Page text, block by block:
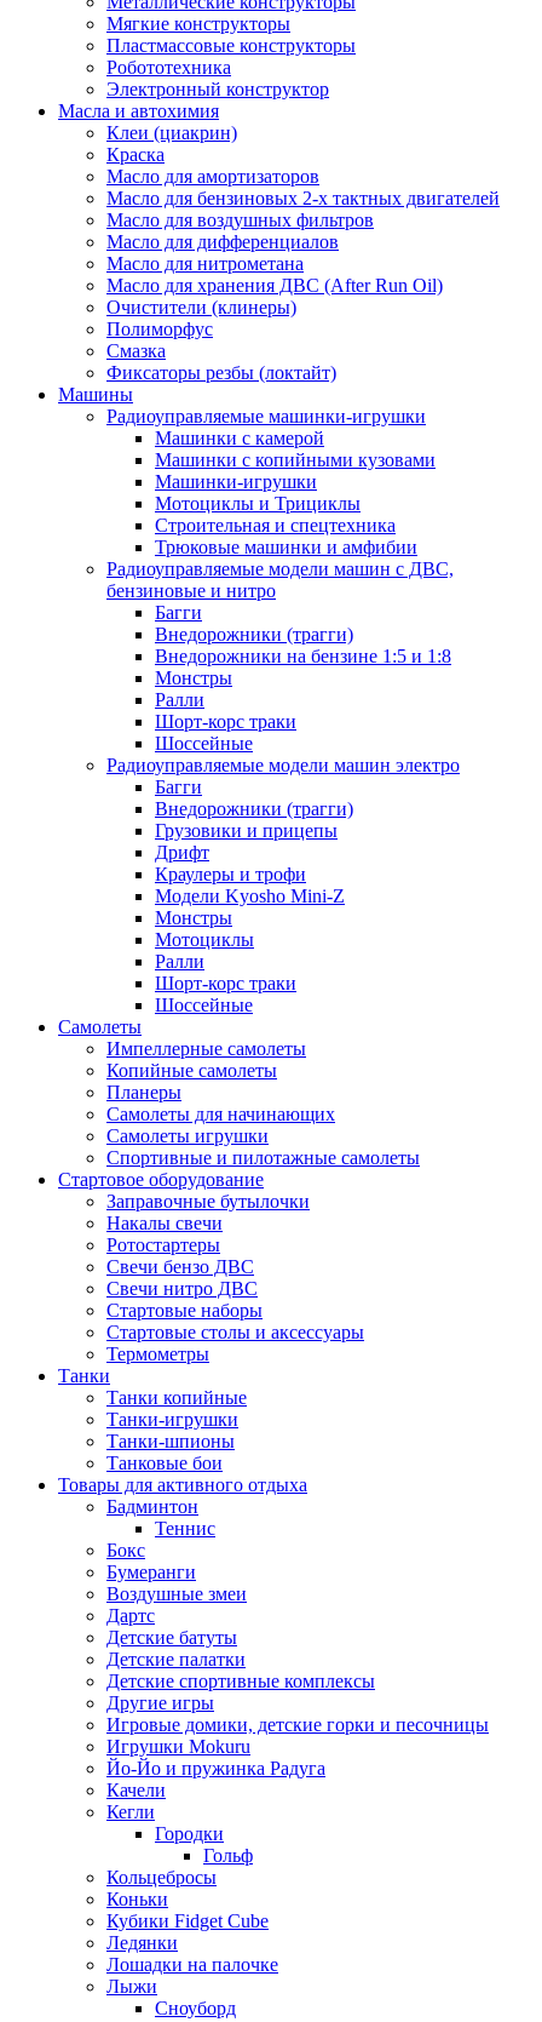
Мягкие конструкторы
Пластмассовые конструкторы
Робототехника
Электронный конструктор
Масла и автохимия
Клеи (циакрин)
Краска
Масло для амортизаторов
Масло для бензиновых 2-х тактных двигателей
Масло для воздушных фильтров
Масло для дифференциалов
Масло для нитрометана
Масло для хранения ДВС (After Run Oil)
Очистители (клинеры)
Полиморфус
Смазка
Фиксаторы резбы (локтайт)
Машины
Радиоуправляемые машинки-игрушки
Машинки с камерой
Машинки с копийными кузовами
Машинки-игрушки
Мотоциклы и Трициклы
Строительная и спецтехника
Трюковые машинки и амфибии
Радиоуправляемые модели машин с ДВС,
бензиновые и нитро
Багги
Внедорожники (трагги)
Внедорожники на бензине 1:5 и 1:8
Монстры
Ралли
Шорт-корс траки
Шоссейные
Радиоуправляемые модели машин электро
Багги
Внедорожники (трагги)
Грузовики и прицепы
Дрифт
Краулеры и трофи
Модели Kyosho Mini-Z
Монстры
Мотоциклы
Ралли
Шорт-корс траки
Шоссейные
Самолеты
Импеллерные самолеты
Копийные самолеты
Планеры
Самолеты для начинающих
Самолеты игрушки
Спортивные и пилотажные самолеты
Стартовое оборудование
Заправочные бутылочки
Накалы свечи
Ротостартеры
Свечи бензо ДВС
Свечи нитро ДВС
Стартовые наборы
Стартовые столы и аксессуары
Термометры
Танки
Танки копийные
Танки-игрушки
Танки-шпионы
Танковые бои
Товары для активного отдыха
Бадминтон
Теннис
Бокс
Бумеранги
Воздушные змеи
Дартс
Детские батуты
Детские палатки
Детские спортивные комплексы
Другие игры
Игровые домики, детские горки и песочницы
Игрушки Mokuru
Йо-Йо и пружинка Радуга
Качели
Кегли
Городки
Гольф
Кольцебросы
Коньки
Кубики Fidget Cube
Ледянки
Лошадки на палочке
Лыжи
Сноуборд